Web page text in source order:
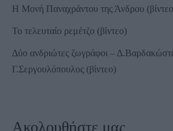
Η Μονή Παναχράντου της Άνδρου
Το τελευταίο ρεμέτζο (βίντεο)
Δύο ανδριώτες ζωγράφοι –
Γ.Σεργουλόπουλος (βίντεο)
Ακολουθήστε μας